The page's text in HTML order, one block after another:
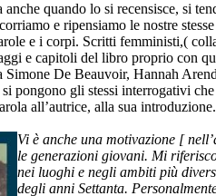
quando lo si recensisce, si
e ripensiamo le nostre
e i corpi. Scritti femministi,(
e capitoli del libro proprio con
Simone De Beauvoir, Hannah
pongono gli stessi interrogativi
all’autrice, alla sua introduzione.
Vi è anche una motivazione [
le generazioni giovani. Mi
nei luoghi e negli ambiti più
degli anni Settanta.